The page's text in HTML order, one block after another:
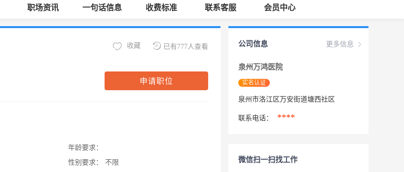
职场资讯 一句话信息 收费标准 联系客服 会员中心
已有777人查看
收藏
申请职位
年龄要求：
性别要求：
不限
更多信息
公司信息
泉州万鸿医院
实名认证
泉州市洛江区万安街道塘西社区
联系电话： ****
微信扫一扫找工作